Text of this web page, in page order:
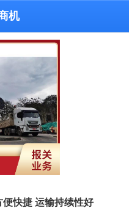
机
快捷 运输持续性好